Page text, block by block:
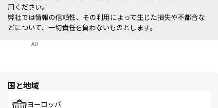
用ください。
弊社では情報の信頼性、その利用によって生じた損失や不都合な
どについて、一切責任を負わないものとします。
AD
国と地域
ヨーロッパ